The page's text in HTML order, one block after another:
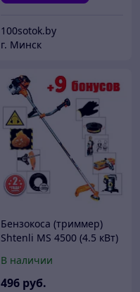
100sotok.by
г. Минск
Бензокоса (триммер)
Shtenli MS 4500 (4.5 кВт)
В наличии
496 руб.